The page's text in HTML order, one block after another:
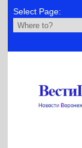
Select Page: